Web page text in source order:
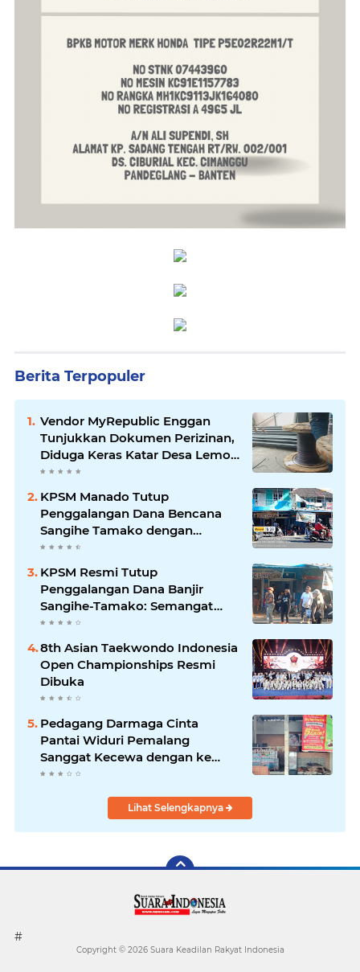
Berita Terpopuler
Vendor MyRepublic Enggan
Tunjukkan Dokumen Perizinan,
Diduga Keras Katar Desa Lemo
Disebut Handle Kordinasi
KPSM Manado Tutup
Penggalangan Dana Bencana
Sangihe Tamako dengan
Semangat Tinggi, Dihadiri
Banyak Seniman Ibu Kota
KPSM Resmi Tutup
Penggalangan Dana Banjir
Sangihe-Tamako: Semangat
Kebersamaan & Solidaritas
Tetap Terjaga
8th Asian Taekwondo Indonesia
Open Championships Resmi
Dibuka
Pedagang Darmaga Cinta
Pantai Widuri Pemalang
Sanggat Kecewa dengan ke
Pengurusan Dinas pariwisata
Lihat Selengkapnya
#
Copyright © 2026 Suara Keadilan Rakyat Indonesia